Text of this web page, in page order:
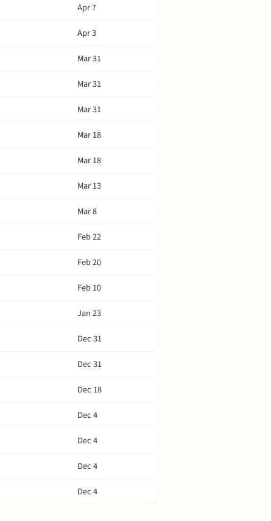
Apr 7
Apr 3
Mar 31
Mar 31
Mar 31
Mar 18
Mar 18
Mar 13
Mar 8
Feb 22
Feb 20
Feb 10
Jan 23
Dec 31
Dec 31
Dec 18
Dec 4
Dec 4
Dec 4
Dec 4